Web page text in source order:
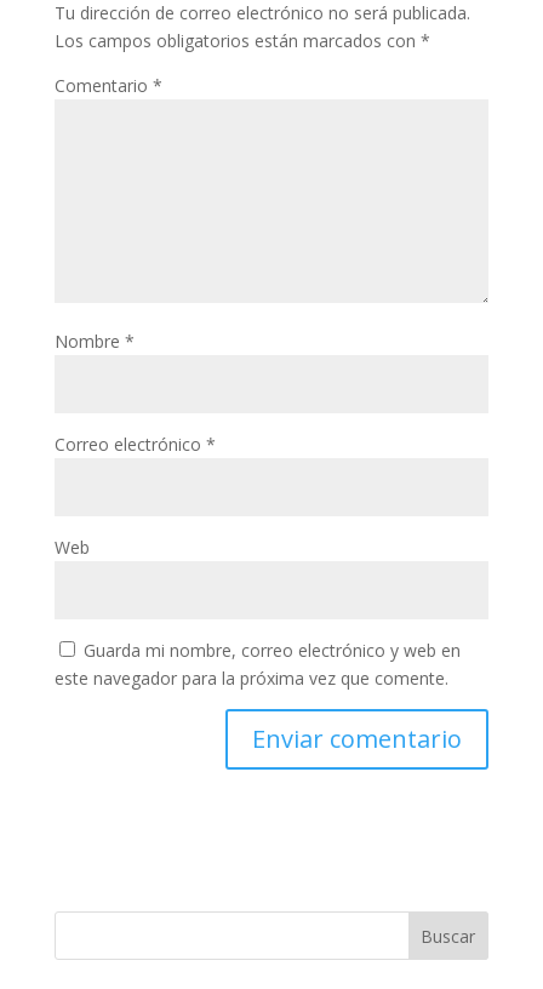
Tu dirección de correo electrónico no será publicada.
Los campos obligatorios están marcados con *
Comentario *
Nombre *
Correo electrónico *
Web
Guarda mi nombre, correo electrónico y web en
este navegador para la próxima vez que comente.